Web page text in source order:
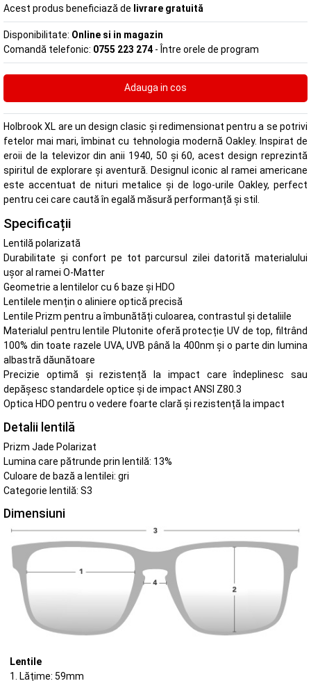
Acest produs beneficiază de livrare gratuită
Disponibilitate: Online si in magazin
Comandă telefonic: 0755 223 274 - Între orele de program
Holbrook XL are un design clasic și redimensionat pentru a se potrivi
fetelor mai mari, îmbinat cu tehnologia modernă Oakley. Inspirat de
eroii de la televizor din anii 1940, 50 și 60, acest design reprezintă
spiritul de explorare și aventură. Designul iconic al ramei americane
este accentuat de nituri metalice și de logo-urile Oakley, perfect
pentru cei care caută în egală măsură performanță și stil.
Specificații
Lentilă polarizată
Durabilitate și confort pe tot parcursul zilei datorită materialului
ușor al ramei O-Matter
Geometrie a lentilelor cu 6 baze și HDO
Lentilele mențin o aliniere optică precisă
Lentile Prizm pentru a îmbunătăți culoarea, contrastul și detaliile
Materialul pentru lentile Plutonite oferă protecție UV de top, filtrând
100% din toate razele UVA, UVB până la 400nm și o parte din lumina
albastră dăunătoare
Precizie optimă și rezistență la impact care îndeplinesc sau
depășesc standardele optice și de impact ANSI Z80.3
Optica HDO pentru o vedere foarte clară și rezistență la impact
Detalii lentilă
Prizm Jade Polarizat
Lumina care pătrunde prin lentilă: 13%
Culoare de bază a lentilei: gri
Categorie lentilă: S3
Dimensiuni
Lentile
1. Lățime: 59mm